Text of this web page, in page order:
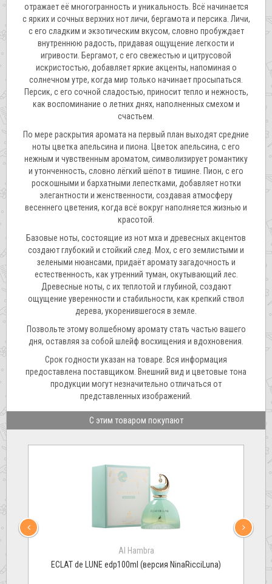
отражает её многогранность и уникальность. Всё начинается
с ярких и сочных верхних нот личи, бергамота и персика. Личи,
с его сладким и экзотическим вкусом, словно пробуждает
внутреннюю радость, придавая ощущение легкости и
игривости. Бергамот, с его свежестью и цитрусовой
искристостью, добавляет яркие акценты, напоминая о
солнечном утре, когда мир только начинает просыпаться.
Персик, с его сочной сладостью, приносит тепло и нежность,
как воспоминание о летних днях, наполненных смехом и
счастьем.
По мере раскрытия аромата на первый план выходят средние
ноты цветка апельсина и пиона. Цветок апельсина, с его
нежным и чувственным ароматом, символизирует романтику
и утонченность, словно лёгкий шёпот в тишине. Пион, с его
роскошными и бархатными лепестками, добавляет нотки
элегантности и женственности, создавая атмосферу
весеннего цветения, когда всё вокруг наполняется жизнью и
красотой.
Базовые ноты, состоящие из нот мха и древесных акцентов
создают глубокий и стойкий след. Мох, с его землистыми и
зелеными нюансами, придаёт аромату загадочность и
естественность, как утренний туман, окутывающий лес.
Древесные ноты, с их теплотой и глубиной, создают
ощущение уверенности и стабильности, как крепкий ствол
дерева, укоренившегося в земле.
Позвольте этому волшебному аромату стать частью вашего
дня, оставляя за собой шлейф восхищения и вдохновения.
Срок годности указан на товаре. Вся информация
предоставлена поставщиком. Внешний вид и цветовые тона
продукции могут незначительно отличаться от
представленных изображений.
С этим товаром покупают
Al Hambra
ECLAT de LUNE edp100ml (версия NinaRicciLuna)